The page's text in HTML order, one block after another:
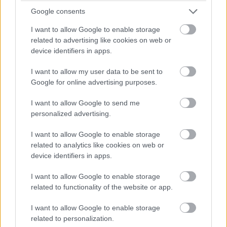
Google consents
I want to allow Google to enable storage
related to advertising like cookies on web or
device identifiers in apps.
I want to allow my user data to be sent to
Google for online advertising purposes.
I want to allow Google to send me
personalized advertising.
I want to allow Google to enable storage
related to analytics like cookies on web or
device identifiers in apps.
I want to allow Google to enable storage
related to functionality of the website or app.
I want to allow Google to enable storage
related to personalization.
pénzügyi szolgáltatók ötödénél (28 százalék) nem teszi
ki a 40 százalékot a női igazgatósági tagok aránya. Az
Európai Bizottság irányelve szerint 2026 júniusáig
valamennyi tőzsdén jegyzett uniós nagyvállalatnál tíz
vezetőből legalább négynek női döntéshozónak kell
lennie a nem ügyvezetői tanácsokban és az összes
tanácsban is el kell érniük a 33 százalékot. A felzárkózás
július - 2023. június) a kinevezések csupán 44
százalékában volt nő a jelölt - foglalta össze friss
nemzetközi kutatását az EY.
#gazdaság #menedzsment #ey
TP-Link a Davis-kupán -